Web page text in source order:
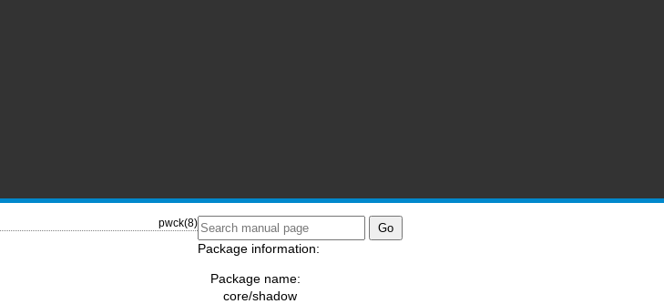
pwck(8)
Package information:
Package name:
core/shadow